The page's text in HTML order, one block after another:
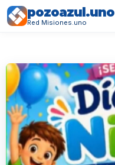
pozoazul.uno
Red Misiones.uno